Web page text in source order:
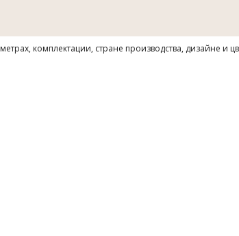
комплектации, стране производства, дизайне